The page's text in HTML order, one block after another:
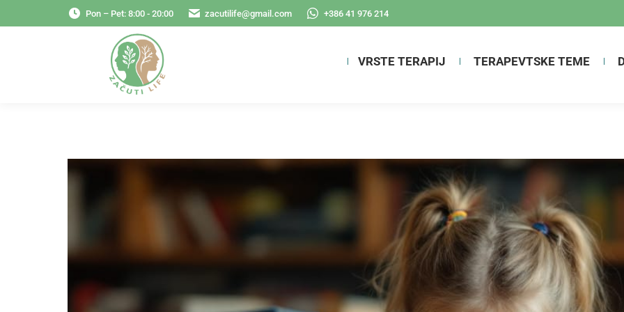
Pon – Pet: 8:00 - 20:00 zacutilife@gmail.com +386 41 976 214
VRSTE TERAPIJ TERAPEVTSKE TEME